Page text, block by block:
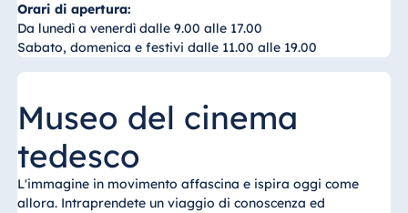
Orari di apertura:
Da lunedì a venerdì dalle 9.00 alle 17.00
Sabato, domenica e festivi dalle 11.00 alle 19.00
Museo del cinema
tedesco
L'immagine in movimento affascina e ispira oggi come
allora. Intraprendete un viaggio di conoscenza ed